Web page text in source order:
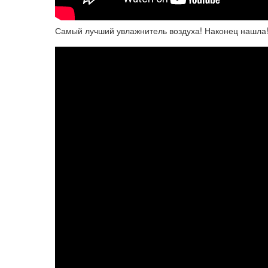
Самый лучший увлажнитель воздуха! Наконец